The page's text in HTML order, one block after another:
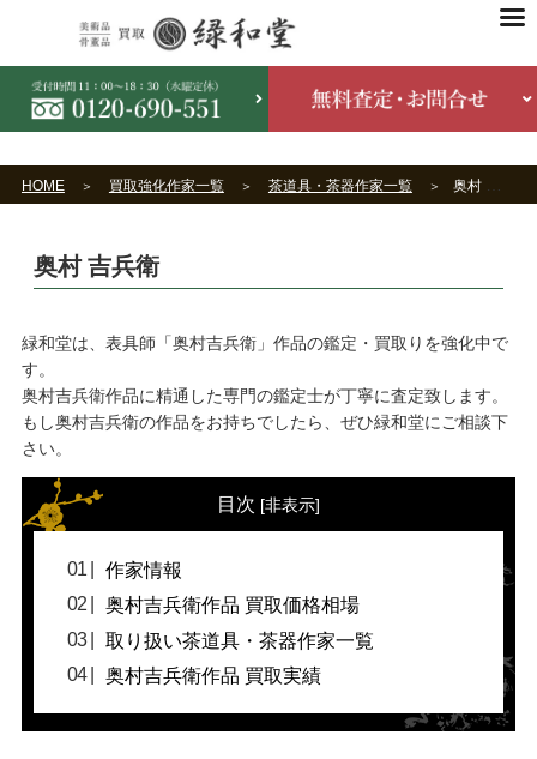
HOME 買取強化作家一覧 茶道具・茶器作家一覧 奥村 吉兵衛
奥村 吉兵衛
緑和堂は、表具師「奥村吉兵衛」作品の鑑定・買取りを強化中で
す。
奥村吉兵衛作品に精通した専門の鑑定士が丁寧に査定致します。
もし奥村吉兵衛の作品をお持ちでしたら、ぜひ緑和堂にご相談下
さい。
目次 [非表示]
作家情報
奥村吉兵衛作品 買取価格相場
取り扱い茶道具・茶器作家一覧
奥村吉兵衛作品 買取実績